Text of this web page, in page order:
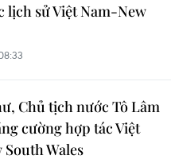
lịch sử Việt Nam-New
Chủ tịch nước Tô Lâm
cường hợp tác Việt
Wales